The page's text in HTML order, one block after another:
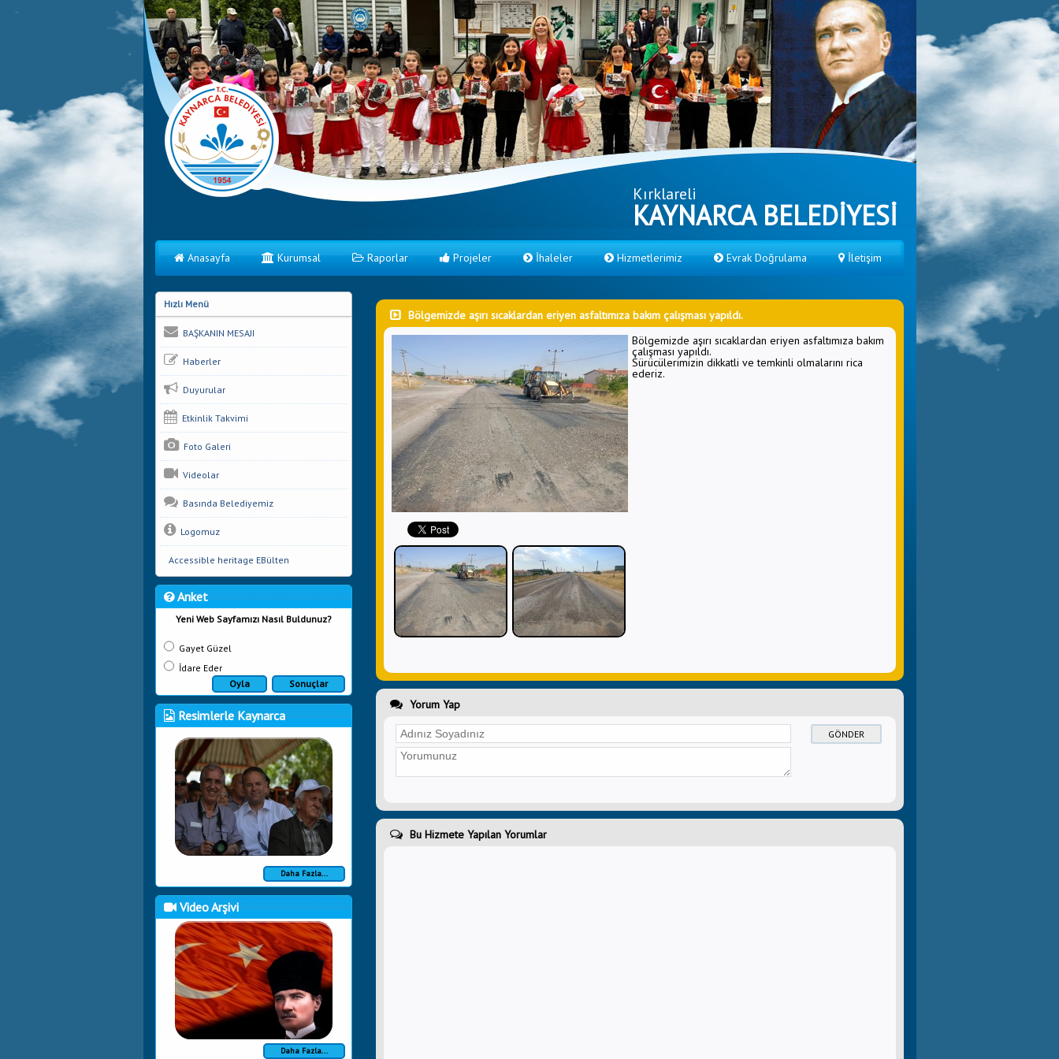
Kırklareli
KAYNARCA BELEDİYESİ
Anasayfa Kurumsal Raporlar Projeler İhaleler Hizmetlerimiz Evrak Doğrulama İletişim
Hızlı Menü
BAŞKANIN MESAJI
Haberler
Duyurular
Etkinlik Takvimi
Foto Galeri
Videolar
Basında Belediyemiz
Logomuz
Accessible heritage EBülten
Anket
Yeni Web Sayfamızı Nasıl Buldunuz?
Gayet Güzel
İdare Eder
Sonuçlar
Oyla
Resimlerle Kaynarca
Daha Fazla...
Video Arşivi
Daha Fazla...
Bölgemizde aşırı sıcaklardan eriyen asfaltımıza bakım çalışması yapıldı.
Bölgemizde aşırı sıcaklardan eriyen asfaltımıza bakım
çalışması yapıldı.
Sürücülerimizin dikkatli ve temkinli olmalarını rica
ederiz.
Yorum Yap
GÖNDER
Bu Hizmete Yapılan Yorumlar